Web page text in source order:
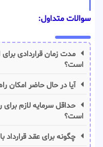
سوالات متداول:
مدت زمان قراردادی برای
است؟
آیا در حال حاضر امکان
حداقل سرمایه لازم برای
است؟
چگونه برای عقد قرارداد